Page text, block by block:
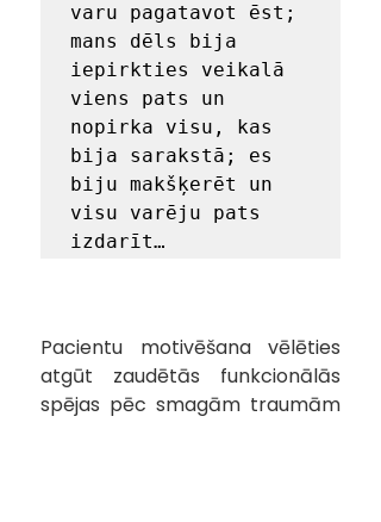
varu pagatavot ēst;
mans dēls bija
iepirkties veikalā
viens pats un
nopirka visu, kas
bija sarakstā; es
biju makšķerēt un
visu varēju pats
izdarīt…
Pacientu motivēšana vēlēties
atgūt zaudētās funkcionālās
spējas pēc smagām traumām